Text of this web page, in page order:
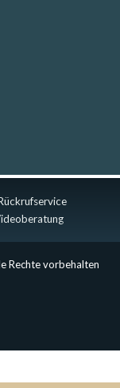
Rechte vorbehalten